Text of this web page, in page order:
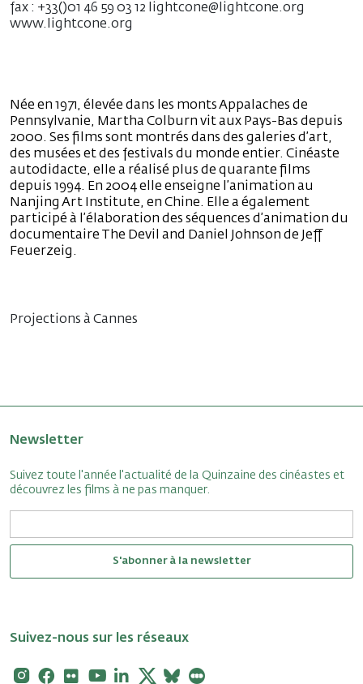
fax : +33()01 46 59 03 12 lightcone@lightcone.org
www.lightcone.org
Née en 1971, élevée dans les monts Appalaches de
Pennsylvanie, Martha Colburn vit aux Pays-Bas depuis
2000. Ses films sont montrés dans des galeries d’art,
des musées et des festivals du monde entier. Cinéaste
autodidacte, elle a réalisé plus de quarante films
depuis 1994. En 2004 elle enseigne l’animation au
Nanjing Art Institute, en Chine. Elle a également
participé à l’élaboration des séquences d’animation du
documentaire The Devil and Daniel Johnson de Jeff
Feuerzeig.
Projections à Cannes
Newsletter
Suivez toute l'année l'actualité de la Quinzaine des cinéastes et
découvrez les films à ne pas manquer.
S'abonner à la newsletter
Suivez-nous sur les réseaux
Instagram
Facebook
FlickrYoutubeLinkedin
X Bluesky